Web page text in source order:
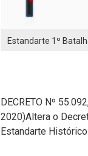
Estandarte 1º
DECRETO Nº
2020)Altera o
Estandarte